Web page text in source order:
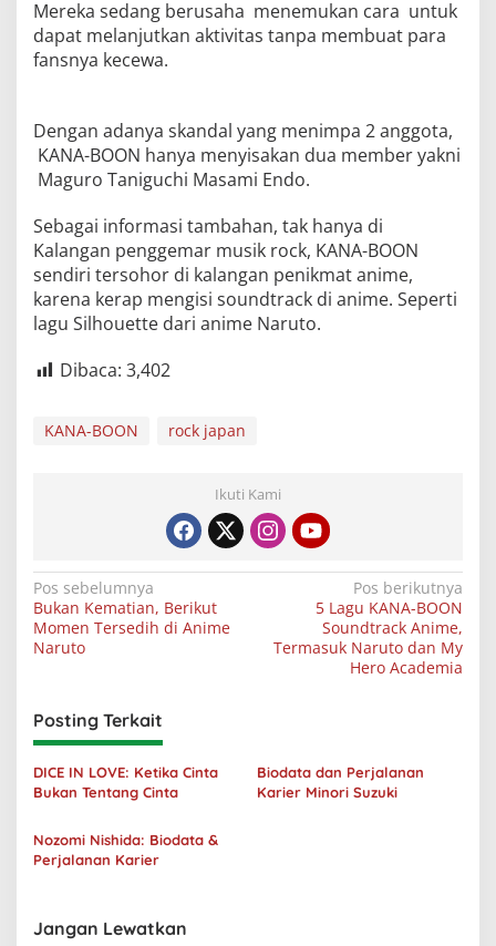
Mereka sedang berusaha menemukan cara untuk
dapat melanjutkan aktivitas tanpa membuat para
fansnya kecewa.
Dengan adanya skandal yang menimpa 2 anggota,
KANA-BOON hanya menyisakan dua member yakni
Maguro Taniguchi Masami Endo.
Sebagai informasi tambahan, tak hanya di
Kalangan penggemar musik rock, KANA-BOON
sendiri tersohor di kalangan penikmat anime,
karena kerap mengisi soundtrack di anime. Seperti
lagu Silhouette dari anime Naruto.
Dibaca: 3,402
KANA-BOON rock japan
Ikuti Kami
Navigasi
pos
Pos sebelumnya
Bukan Kematian, Berikut
Momen Tersedih di Anime
Naruto
Pos berikutnya
5 Lagu KANA-BOON
Soundtrack Anime,
Termasuk Naruto dan My
Hero Academia
Posting Terkait
DICE IN LOVE: Ketika Cinta
Bukan Tentang Cinta
Biodata dan Perjalanan
Karier Minori Suzuki
Nozomi Nishida: Biodata &
Perjalanan Karier
Jangan Lewatkan